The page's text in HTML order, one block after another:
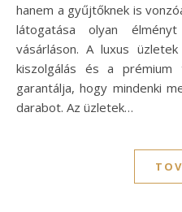
hanem a gyűjtőknek is
látogatása olyan
vásárláson. A luxus
kiszolgálás és a prémium
garantálja, hogy mindenki
darabot. Az üzletek…